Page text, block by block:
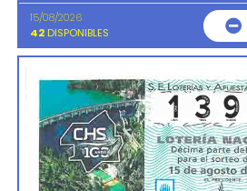
15/08/2026
42 DISPONIBLES